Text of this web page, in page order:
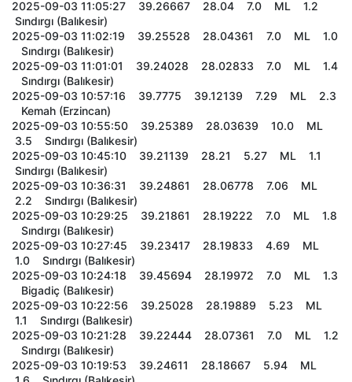
2025-09-03 11:05:27 39.26667 28.04 7.0 ML 1.2
Sındırgı (Balıkesir)
2025-09-03 11:02:19 39.25528 28.04361 7.0 ML 1.0
Sındırgı (Balıkesir)
2025-09-03 11:01:01 39.24028 28.02833 7.0 ML 1.4
Sındırgı (Balıkesir)
2025-09-03 10:57:16 39.7775 39.12139 7.29 ML 2.3
Kemah (Erzincan)
2025-09-03 10:55:50 39.25389 28.03639 10.0 ML
3.5 Sındırgı (Balıkesir)
2025-09-03 10:45:10 39.21139 28.21 5.27 ML 1.1
Sındırgı (Balıkesir)
2025-09-03 10:36:31 39.24861 28.06778 7.06 ML
2.2 Sındırgı (Balıkesir)
2025-09-03 10:29:25 39.21861 28.19222 7.0 ML 1.8
Sındırgı (Balıkesir)
2025-09-03 10:27:45 39.23417 28.19833 4.69 ML
1.0 Sındırgı (Balıkesir)
2025-09-03 10:24:18 39.45694 28.19972 7.0 ML 1.3
Bigadiç (Balıkesir)
2025-09-03 10:22:56 39.25028 28.19889 5.23 ML
1.1 Sındırgı (Balıkesir)
2025-09-03 10:21:28 39.22444 28.07361 7.0 ML 1.2
Sındırgı (Balıkesir)
2025-09-03 10:19:53 39.24611 28.18667 5.94 ML